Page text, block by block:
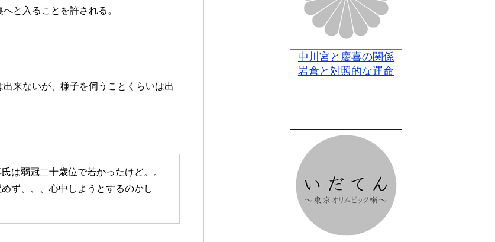
と入ることを許される。
来ないが、様子を伺うことくらいは出
は弱冠二十歳位で若かったけど。。
ず、、、心中しようとするのかし
中川宮と慶喜の関係
岩倉と対照的な運命